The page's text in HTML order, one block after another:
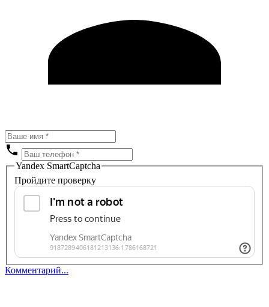
Yandex SmartCaptcha
Пройдите проверку
Комментарий...